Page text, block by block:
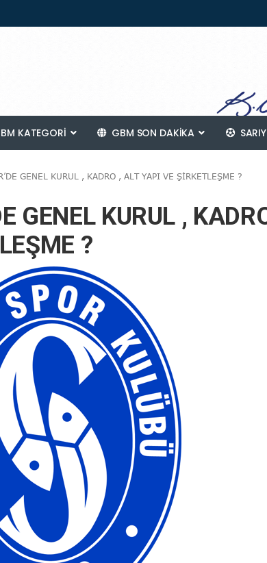
KATEGORİ GBM SON DAKİKA
GENEL KURUL , KADRO , ALT YAPI VE ŞİRKETLEŞME ?
GENEL KURUL ,
?